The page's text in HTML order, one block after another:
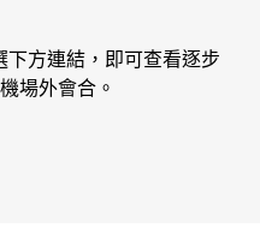
方連結，即可查看逐步
場外會合。